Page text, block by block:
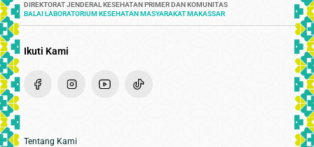
DIREKTORAT JENDERAL KESEHATAN PRIMER DAN KOMUNITAS
BALAI LABORATORIUM KESEHATAN MASYARAKAT MAKASSAR
Ikuti Kami
Tentang Kami